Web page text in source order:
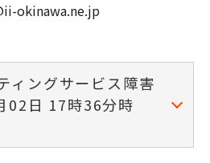
okinawa.ne.jp
ィングサービス障害
02日 17時36分時